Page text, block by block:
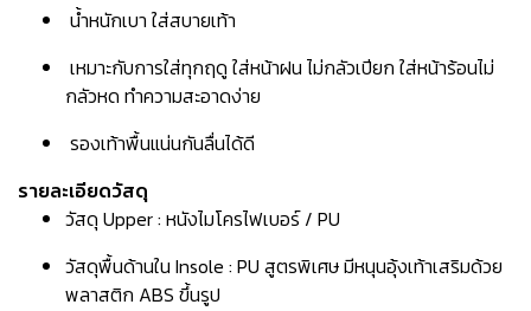
น้ำหนักเบา ใส่สบายเท้า
เหมาะกับการใส่ทุกฤดู ใส่หน้าฝน ไม่กลัวเปียก ใส่หน้าร้อนไม่
กลัวหด ทำความสะอาดง่าย
รองเท้าพื้นแน่นกันลื่นได้ดี
รายละเอียดวัสดุ
วัสดุ Upper : หนังไมโครไฟเบอร์ / PU
วัสดุพื้นด้านใน Insole : PU สูตรพิเศษ มีหนุนอุ้งเท้าเสริมด้วย
พลาสติก ABS ขึ้นรูป